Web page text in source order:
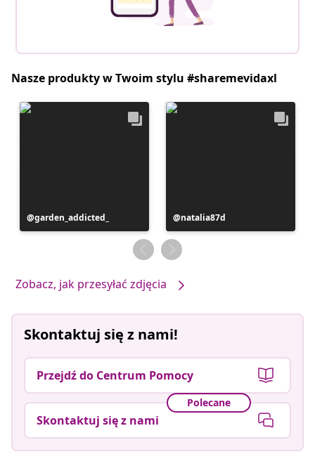
Nasze produkty w Twoim stylu #sharemevidaxl
Post
opublikowany
garden_addicted_
Post
opublikowany
przez
natalia87d
Zobacz, jak przesyłać zdjęcia
Skontaktuj się z nami!
Przejdź do Centrum Pomocy
Polecane
Skontaktuj się z nami